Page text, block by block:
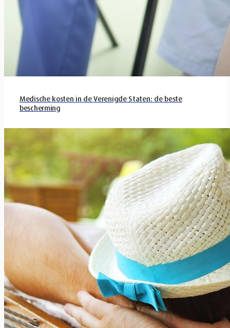
Medische kosten in de Verenigde Staten: de beste
bescherming